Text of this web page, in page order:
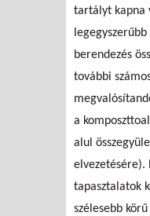
tartályt kapna
berendezés
további
a
alul
elvezetésére).
tapasztalatok
szélesebb